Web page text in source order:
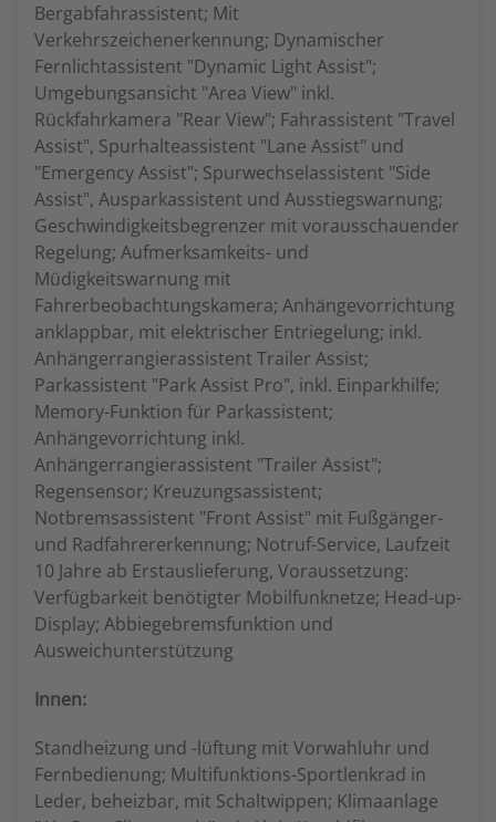
Bergabfahrassistent; Mit
Verkehrszeichenerkennung; Dynamischer
Fernlichtassistent "Dynamic Light Assist";
Umgebungsansicht "Area View" inkl.
Rückfahrkamera "Rear View"; Fahrassistent "Travel
Assist", Spurhalteassistent "Lane Assist" und
"Emergency Assist"; Spurwechselassistent "Side
Assist", Ausparkassistent und Ausstiegswarnung;
Geschwindigkeitsbegrenzer mit vorausschauender
Regelung; Aufmerksamkeits- und
Müdigkeitswarnung mit
Fahrerbeobachtungskamera; Anhängevorrichtung
anklappbar, mit elektrischer Entriegelung; inkl.
Anhängerrangierassistent Trailer Assist;
Parkassistent "Park Assist Pro", inkl. Einparkhilfe;
Memory-Funktion für Parkassistent;
Anhängevorrichtung inkl.
Anhängerrangierassistent "Trailer Assist";
Regensensor; Kreuzungsassistent;
Notbremsassistent "Front Assist" mit Fußgänger-
und Radfahrererkennung; Notruf-Service, Laufzeit
10 Jahre ab Erstauslieferung, Voraussetzung:
Verfügbarkeit benötigter Mobilfunknetze; Head-up-
Display; Abbiegebremsfunktion und
Ausweichunterstützung
Innen:
Standheizung und -lüftung mit Vorwahluhr und
Fernbedienung; Multifunktions-Sportlenkrad in
Leder, beheizbar, mit Schaltwippen; Klimaanlage